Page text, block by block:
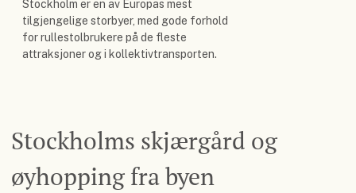
Stockholm er en av Europas mest
tilgjengelige storbyer, med gode forhold
for rullestolbrukere på de fleste
attraksjoner og i kollektivtransporten.
Stockholms skjærgård og
øyhopping fra byen